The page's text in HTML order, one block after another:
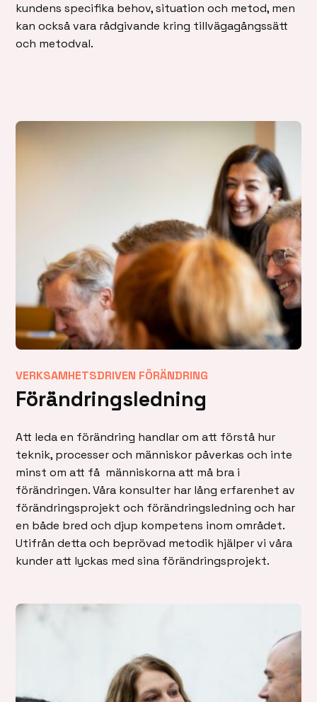
kundens specifika behov, situation och metod, men
kan också vara rådgivande kring tillvägagångssätt
och metodval.
VERKSAMHETSDRIVEN FÖRÄNDRING
Förändringsledning
Att leda en förändring handlar om att förstå hur
teknik, processer och människor påverkas och inte
minst om att få människorna att må bra i
förändringen. Våra konsulter har lång erfarenhet av
förändringsprojekt och förändringsledning och har
en både bred och djup kompetens inom området.
Utifrån detta och beprövad metodik hjälper vi våra
kunder att lyckas med sina förändringsprojekt.